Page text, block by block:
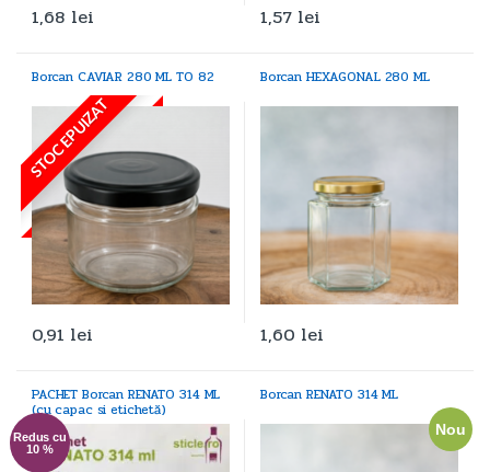
1,68 lei 1,57 lei
Borcan CAVIAR 280 ML TO 82
STOC EPUIZAT
0,91 lei
Borcan HEXAGONAL 280 ML
1,60 lei
PACHET Borcan RENATO 314 ML
(cu capac si etichetă)
Redus cu
10 %
Borcan RENATO 314 ML
Nou